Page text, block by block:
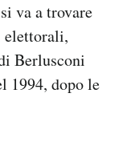
va a trovare
elettorali,
Berlusconi
1994, dopo le